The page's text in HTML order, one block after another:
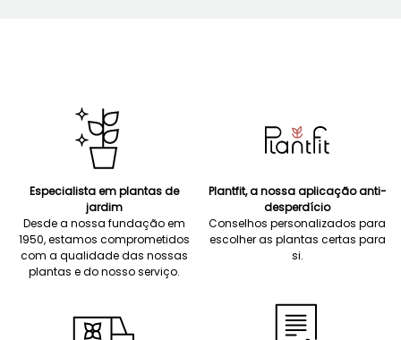
Especialista em plantas de
jardim
Desde a nossa fundação em
1950, estamos comprometidos
com a qualidade das nossas
plantas e do nosso serviço.
Plantfit, a nossa aplicação anti-
desperdício
Conselhos personalizados para
escolher as plantas certas para
si.